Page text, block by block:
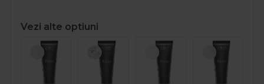
Vezi alte optiuni